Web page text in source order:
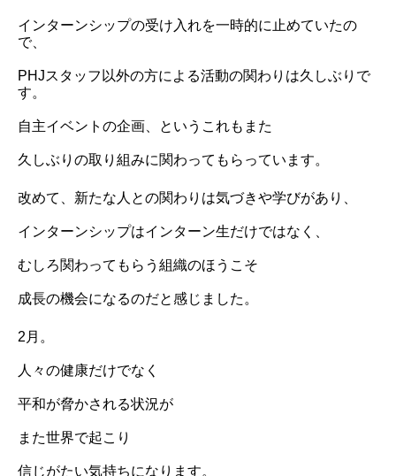
インターンシップの受け入れを一時的に止めていたの
で、
PHJスタッフ以外の方による活動の関わりは久しぶりで
す。
自主イベントの企画、というこれもまた
久しぶりの取り組みに関わってもらっています。
改めて、新たな人との関わりは気づきや学びがあり、
インターンシップはインターン生だけではなく、
むしろ関わってもらう組織のほうこそ
成長の機会になるのだと感じました。
2月。
人々の健康だけでなく
平和が脅かされる状況が
また世界で起こり
信じがたい気持ちになります。